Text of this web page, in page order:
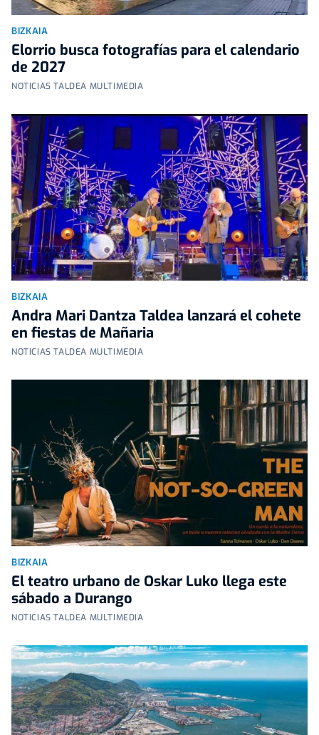
BIZKAIA
Elorrio busca fotografías para el calendario
de 2027
NOTICIAS TALDEA MULTIMEDIA
BIZKAIA
Andra Mari Dantza Taldea lanzará el cohete
en fiestas de Mañaria
NOTICIAS TALDEA MULTIMEDIA
BIZKAIA
El teatro urbano de Oskar Luko llega este
sábado a Durango
NOTICIAS TALDEA MULTIMEDIA